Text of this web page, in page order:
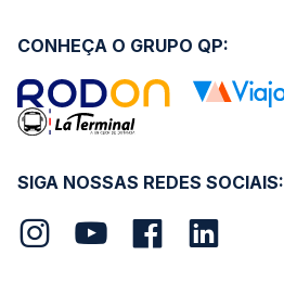
SIGA NOSSAS REDES SOCIAIS:
CONHEÇA O GRUPO QP: